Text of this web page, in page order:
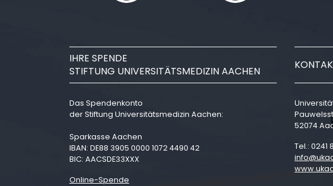
IHRE SPENDE
STIFTUNG UNIVERSITÄTSMEDIZIN AACHEN
Das Spendenkonto
der Stiftung Universitätsmedizin Aachen:
Sparkasse Aachen
IBAN: DE88 3905 0000 1072 4490 42
BIC: AACSDE33XXX
Online-Spende
52074
Tel.:
info